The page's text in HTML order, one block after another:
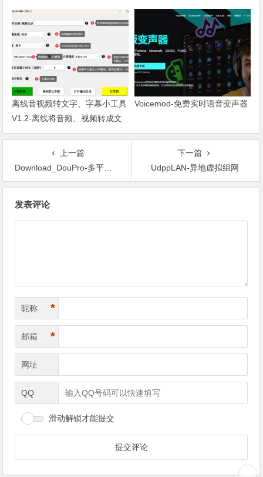
离线音视频转文字、字幕小工具
V1.2-离线将音频、视频转成文
字或者字幕文件，支持100多种
语言，自动翻译
Voicemod-免费实时语音变声器
上一篇
Download_DouPro-多平台短视频去水印下载工具，支持批量
下一篇
UdppLAN-异地虚拟组网
发表评论
昵称 *
邮箱 *
网址
QQ
滑动解锁才能提交